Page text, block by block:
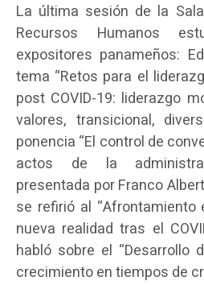
La última sesión de la
Recursos Humanos
expositores panameños:
tema “Retos para el
post COVID-19: liderazgo
valores, transicional,
ponencia “El control de
actos de la
presentada por Franco
se refirió al
nueva realidad tras el
habló sobre el “Desarrollo
crecimiento en tiempos de